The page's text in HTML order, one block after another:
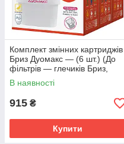
Комплект змінних картриджів
Бриз Дуомакс — (6 шт.) (До
фільтрів — глечиків Бриз,
Brita, Dafi, BWT, Ecosoft)
В наявності
915 ₴
Купити